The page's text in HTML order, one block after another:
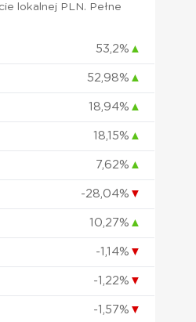
lokalnej PLN. Pełne
53,2% ▲
52,98% ▲
18,94% ▲
18,15% ▲
7,62% ▲
-28,04% ▼
10,27% ▲
-1,14% ▼
-1,22% ▼
-1,57% ▼